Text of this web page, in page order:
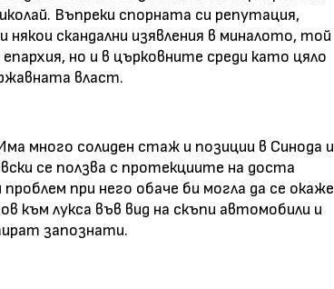
Въпреки спорната си репутация,
някои скандални изявления в миналото, той
но и в църковните среди като цяло
власт.
много солиден стаж и позиции в Синода и
се ползва с протекциите на доста
при него обаче би могла да се окаже
към лукса във вид на скъпи автомобили и
запознати.